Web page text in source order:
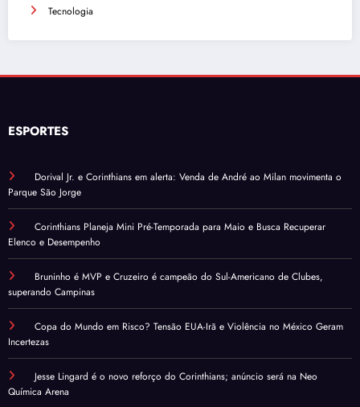
Tecnologia
ESPORTES
Dorival Jr. e Corinthians em alerta: Venda de André ao Milan movimenta o
Parque São Jorge
Corinthians Planeja Mini Pré-Temporada para Maio e Busca Recuperar
Elenco e Desempenho
Bruninho é MVP e Cruzeiro é campeão do Sul-Americano de Clubes,
superando Campinas
Copa do Mundo em Risco? Tensão EUA-Irã e Violência no México Geram
Incertezas
Jesse Lingard é o novo reforço do Corinthians; anúncio será na Neo
Química Arena